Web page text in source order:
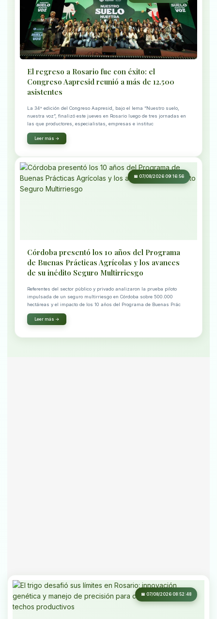
El regreso a Rosario fue con éxito: el
Congreso Aapresid reunió a más de 12.500
asistentes
La 34° edición del Congreso Aapresid, bajo el lema “Nuestro suelo,
nuestra voz”, finalizó este jueves en Rosario luego de tres jornadas en
las que productores, especialistas, empresas e instituc
Leer más →
📅 07/08/2026 09:16:56
Córdoba presentó los 10 años del Programa
de Buenas Prácticas Agrícolas y los avances
de su inédito Seguro Multirriesgo
Referentes del sector público y privado analizaron la prueba piloto
impulsada de un seguro multirriesgo en Córdoba sobre 500.000
hectáreas y el impacto de los 10 años del Programa de Buenas Prác
Leer más →
📅 07/08/2026 08:52:48